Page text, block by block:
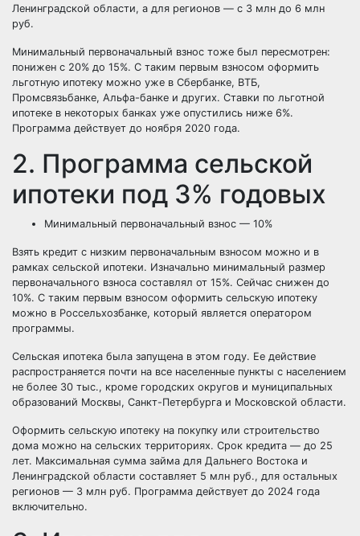
Ленинградской области, а для регионов — с 3 млн до 6 млн
руб.
Минимальный первоначальный взнос тоже был пересмотрен:
понижен с 20% до 15%. С таким первым взносом оформить
льготную ипотеку можно уже в Сбербанке, ВТБ,
Промсвязьбанке, Альфа-банке и других. Ставки по льготной
ипотеке в некоторых банках уже опустились ниже 6%.
Программа действует до ноября 2020 года.
2. Программа сельской
ипотеки под 3% годовых
Минимальный первоначальный взнос — 10%
Взять кредит с низким первоначальным взносом можно и в
рамках сельской ипотеки. Изначально минимальный размер
первоначального взноса составлял от 15%. Сейчас снижен до
10%. С таким первым взносом оформить сельскую ипотеку
можно в Россельхозбанке, который является оператором
программы.
Сельская ипотека была запущена в этом году. Ее действие
распространяется почти на все населенные пункты с населением
не более 30 тыс., кроме городских округов и муниципальных
образований Москвы, Санкт-Петербурга и Московской области.
Оформить сельскую ипотеку на покупку или строительство
дома можно на сельских территориях. Срок кредита — до 25
лет. Максимальная сумма займа для Дальнего Востока и
Ленинградской области составляет 5 млн руб., для остальных
регионов — 3 млн руб. Программа действует до 2024 года
включительно.